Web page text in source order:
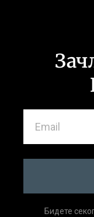
Бидете